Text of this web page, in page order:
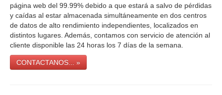
página web del 99.99% debido a que estará a salvo de pérdidas
y caídas al estar almacenada simultáneamente en dos centros
de datos de alto rendimiento independientes, localizados en
distintos lugares. Además, contamos con servicio de atención al
cliente disponible las 24 horas los 7 días de la semana.
CONTACTANOS... »